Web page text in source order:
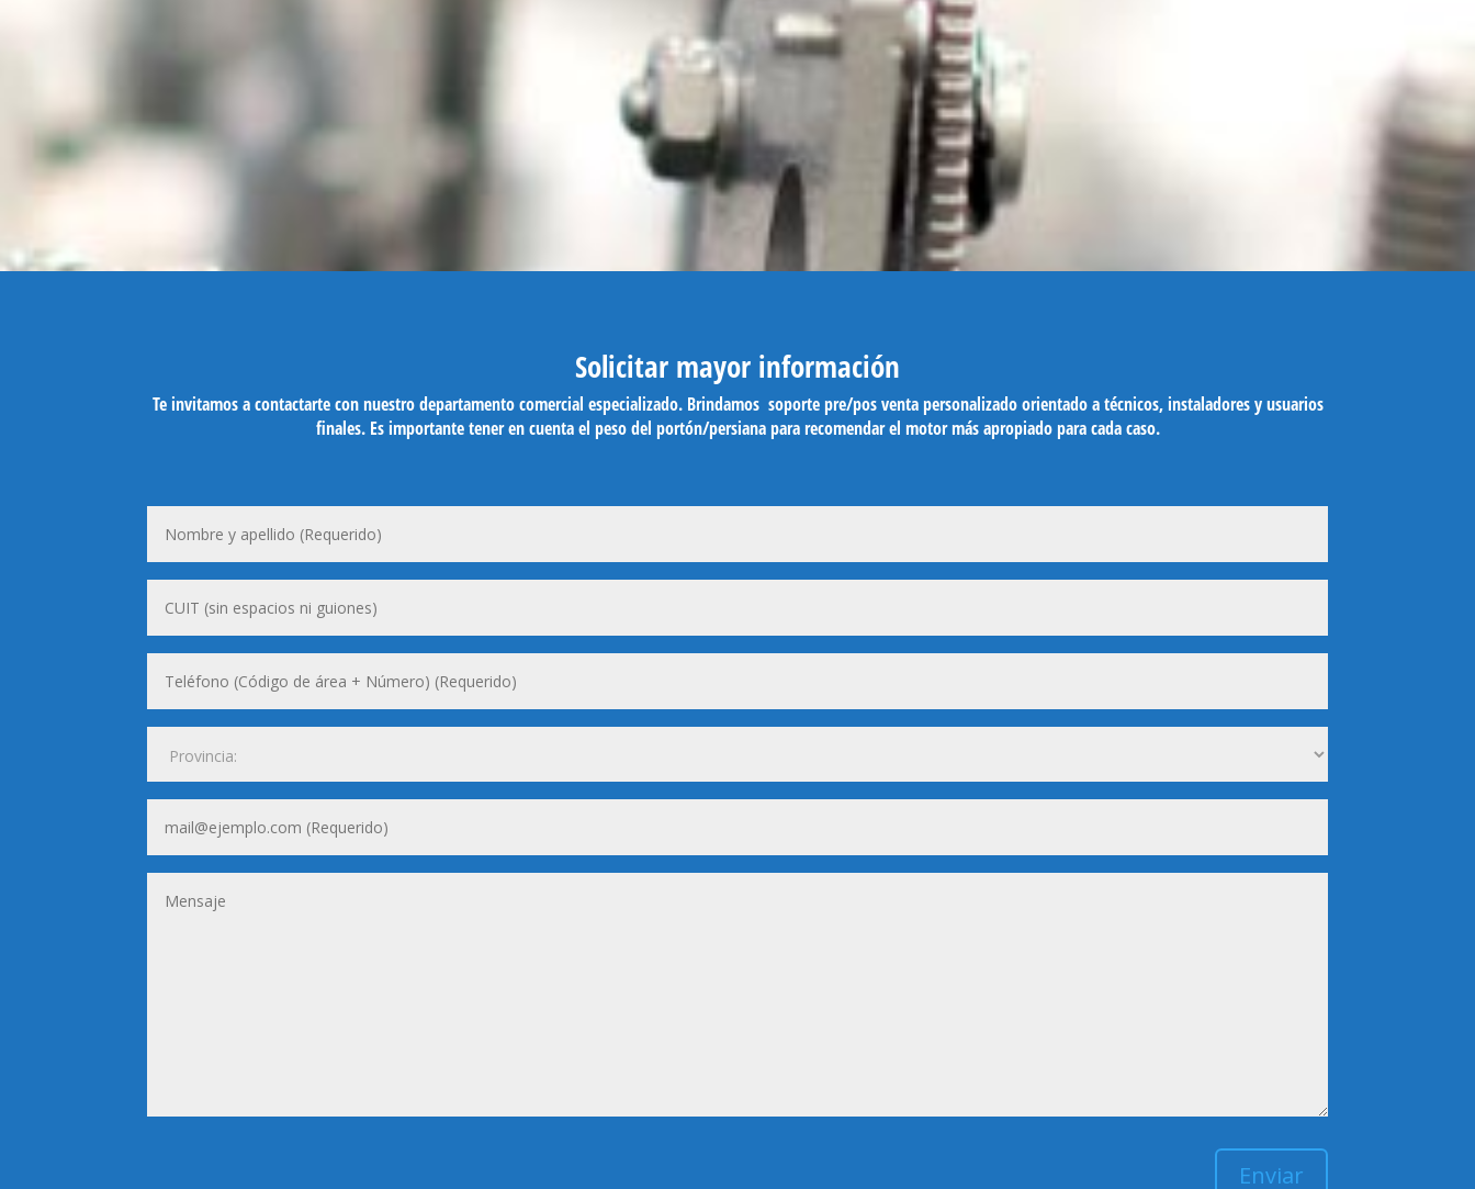
Solicitar mayor información
Te invitamos a contactarte con nuestro departamento comercial especializado. Brindamos soporte pre/pos venta personalizado orientado a técnicos, instaladores y usuarios
finales. Es importante tener en cuenta el peso del portón/persiana para recomendar el motor más apropiado para cada caso.